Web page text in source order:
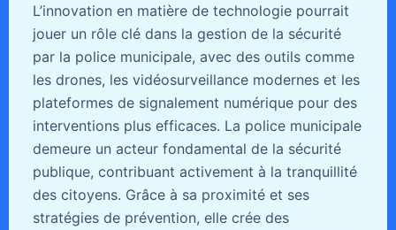
L’innovation en matière de technologie pourrait
jouer un rôle clé dans la gestion de la sécurité
par la police municipale, avec des outils comme
les drones, les vidéosurveillance modernes et les
plateformes de signalement numérique pour des
interventions plus efficaces. La police municipale
demeure un acteur fondamental de la sécurité
publique, contribuant activement à la tranquillité
des citoyens. Grâce à sa proximité et ses
stratégies de prévention, elle crée des